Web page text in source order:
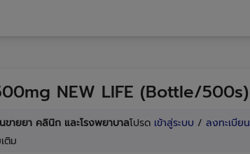
NEW LIFE (Bottle/500s)
ขายยา คลินิก และโรงพยาบาลโปรด เข้าสู่ระบบ / ลงทะเบียน
ติม